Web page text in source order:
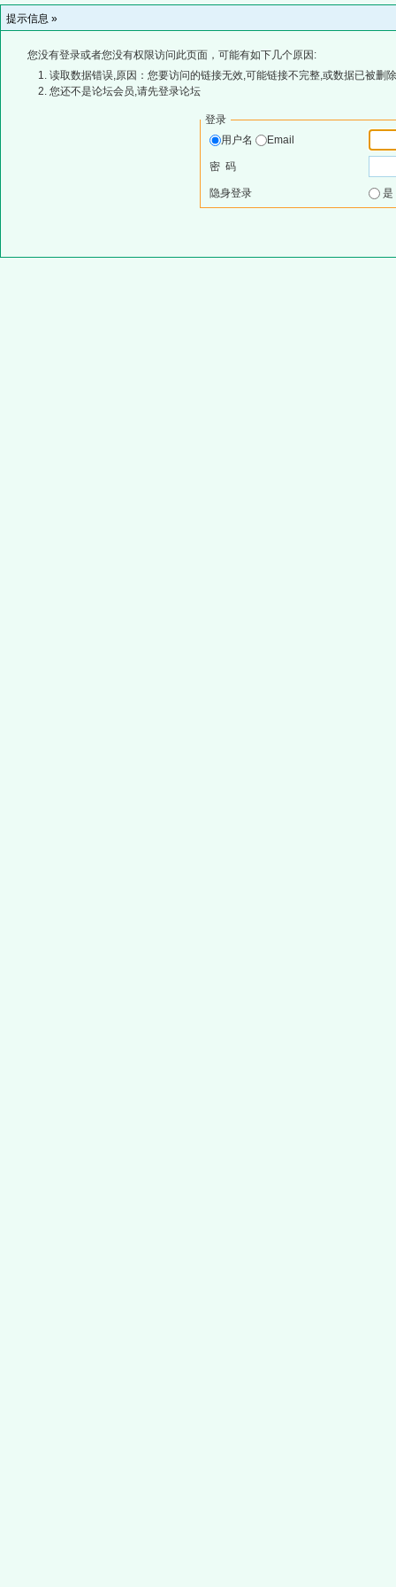
提示信息 »
您没有登录或者您没有权限访问此页面，可能有如下几个原因:
读取数据错误,原因：您要访问的链接无效,可能链接不完整,或数据已被删
您还不是论坛会员,请先登录论坛
登录
用户名
Email
密 码
隐身登录